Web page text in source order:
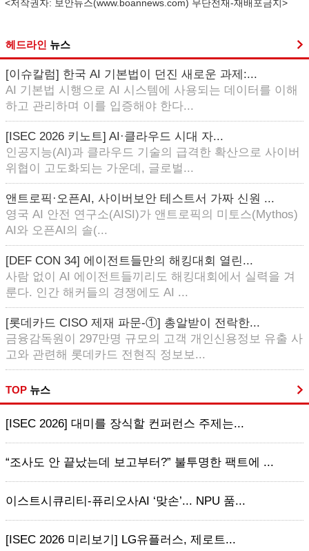
<저작권자: 보안뉴스(www.boannews.com) 무단전재-재배포금지>
헤드라인 뉴스
[이슈칼럼] 한국 AI 기본법이 던진 새로운 과제:...
AI 기본법 시행으로 AI 시스템에 사용되는 데이터를 이해
하고 관리하며 이를 입증해야 한다...
[ISEC 2026 키노트] AI·클라우드 시대 자...
인공지능(AI)과 클라우드 기술의 급격한 확산으로 사이버
위협이 고도화되는 가운데, 글로벌...
앤트로픽·오픈AI, 사이버보안 테스트서 가짜 신원 ...
영국 AI 안전 연구소(AISI)가 앤트로픽의 미토스(Mythos)
AI와 오픈AI의 솔(...
[DEF CON 34] 에이전트들만의 해킹대회 열린...
사람 없이 AI 에이전트들끼리도 해킹대회에서 실력을 겨
룬다. 인간 해커들의 경쟁에도 AI ...
[롯데카드 CISO 제재 파문-①] 총알받이 전락한...
금융감독원이 297만명 규모의 고객 개인신용정보 유출 사
고와 관련해 롯데카드 전현직 정보보...
TOP 뉴스
[ISEC 2026] 대미를 장식할 컨퍼런스 주제는...
“조사도 안 끝났는데 보고부터?” 불투명한 팩트에 ...
이스트시큐리티-퓨리오사AI ‘맞손’... NPU 품...
[ISEC 2026 미리보기] LG유플러스, 제로트...